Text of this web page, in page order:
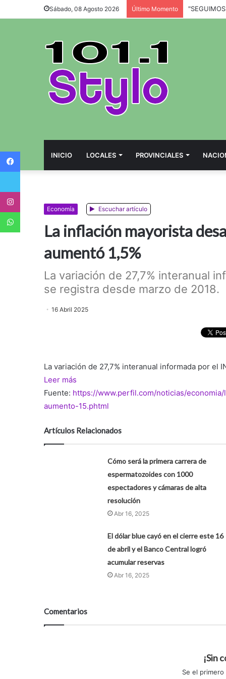
Sábado, 08 Agosto 2026 Último Momento
INICIO LOCALES PROVINCIALES
Economía Escuchar artículo
La inflación mayorista
aumentó 1,5%
La variación de 27,7% interanual
se registra desde marzo de 2018.
16 Abril 2025
La variación de 27,7% interanual informada por el
Leer más
Fuente: https://www.perfil.com/noticias/
aumento-15.phtml
Artículos Relacionados
Cómo será la primera carrera de
espermatozoides con 1000
espectadores y cámaras de alta
resolución
Abr 16, 2025
El dólar blue cayó en el cierre este 16
de abril y el Banco Central logró
acumular reservas
Abr 16, 2025
Comentarios
¡Sin
Se el
Twitter
WhatsApp